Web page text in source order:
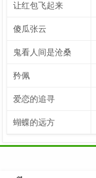
让红包飞起来
傻瓜张云
鬼看人间是沧桑
矜佩
爱恋的追寻
蝴蝶的远方